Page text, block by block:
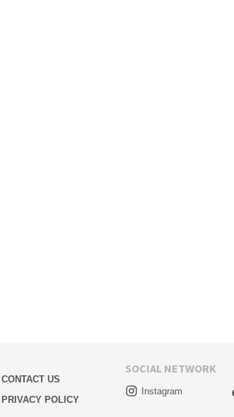
CONTACT US
PRIVACY POLICY
SOCIAL NETWORK
Instagram